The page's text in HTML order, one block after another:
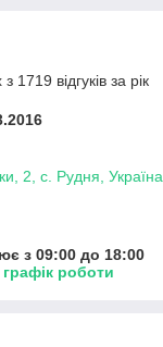
1719 відгуків за рік
2, с. Рудня, Україна
з 09:00 до 18:00
роботи